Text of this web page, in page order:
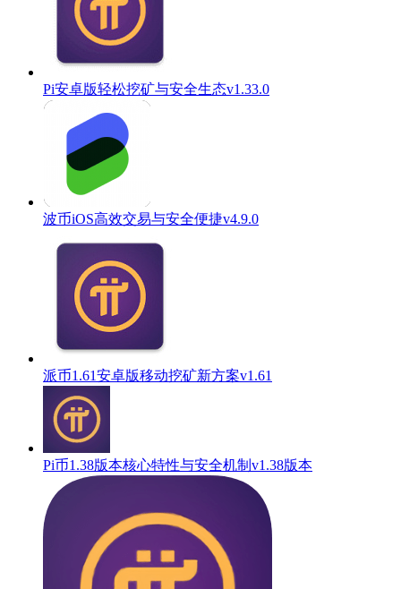
Pi安卓版轻松挖矿与安全生态v1.33.0
波币iOS高效交易与安全便捷v4.9.0
派币1.61安卓版移动挖矿新方案v1.61
Pi币1.38版本核心特性与安全机制v1.38版本